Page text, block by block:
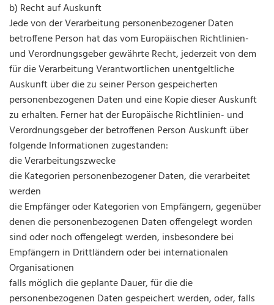
b) Recht auf Auskunft
Jede von der Verarbeitung personenbezogener Daten
betroffene Person hat das vom Europäischen Richtlinien-
und Verordnungsgeber gewährte Recht, jederzeit von dem
für die Verarbeitung Verantwortlichen unentgeltliche
Auskunft über die zu seiner Person gespeicherten
personenbezogenen Daten und eine Kopie dieser Auskunft
zu erhalten. Ferner hat der Europäische Richtlinien- und
Verordnungsgeber der betroffenen Person Auskunft über
folgende Informationen zugestanden:
die Verarbeitungszwecke
die Kategorien personenbezogener Daten, die verarbeitet
werden
die Empfänger oder Kategorien von Empfängern, gegenüber
denen die personenbezogenen Daten offengelegt worden
sind oder noch offengelegt werden, insbesondere bei
Empfängern in Drittländern oder bei internationalen
Organisationen
falls möglich die geplante Dauer, für die die
personenbezogenen Daten gespeichert werden, oder, falls